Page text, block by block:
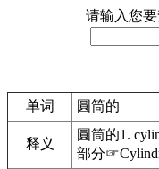
请输入您
单词 圓筒的
释义
圓筒的1.
部分